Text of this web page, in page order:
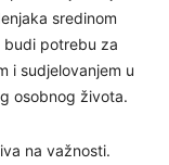
sredinom
budi potrebu za
i sudjelovanjem u
osobnog života.
na važnosti.